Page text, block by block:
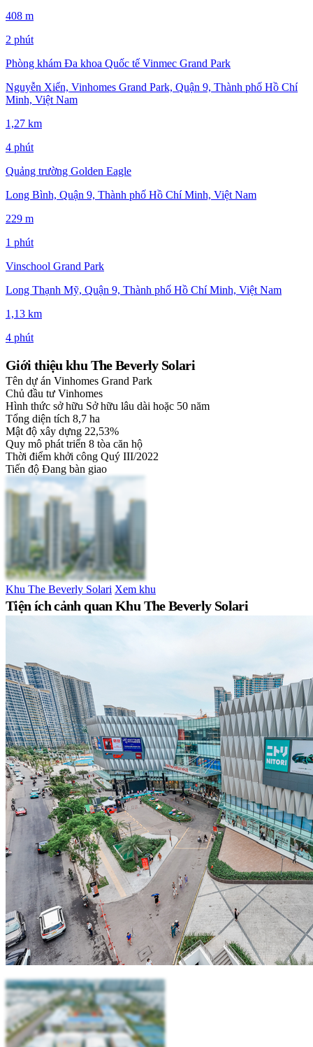
408 m
2 phút
Phòng khám Đa khoa Quốc tế Vinmec Grand Park
Nguyễn Xiển, Vinhomes Grand Park, Quận 9, Thành phố Hồ Chí
Minh, Việt Nam
1,27 km
4 phút
Quảng trường Golden Eagle
Long Bình, Quận 9, Thành phố Hồ Chí Minh, Việt Nam
229 m
1 phút
Vinschool Grand Park
Long Thạnh Mỹ, Quận 9, Thành phố Hồ Chí Minh, Việt Nam
1,13 km
4 phút
Giới thiệu khu The Beverly Solari
Tên dự án Vinhomes Grand Park
Chủ đầu tư Vinhomes
Hình thức sở hữu Sở hữu lâu dài hoặc 50 năm
Tổng diện tích 8,7 ha
Mật độ xây dựng 22,53%
Quy mô phát triển 8 tòa căn hộ
Thời điểm khởi công Quý III/2022
Tiến độ Đang bàn giao
Khu The Beverly Solari Xem khu
Tiện ích cảnh quan Khu The Beverly Solari